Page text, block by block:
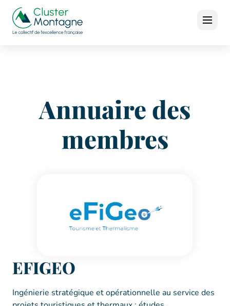
Annuaire des
membres
EFIGEO
Ingénierie stratégique et opérationnelle au service des